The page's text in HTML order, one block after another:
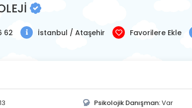
62 İstanbul / Ataşehir Favorilere Ekle
Psikolojik Danışman:Var